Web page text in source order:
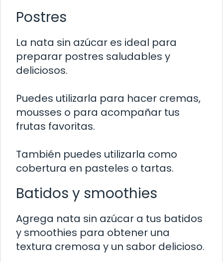
Postres
La nata sin azúcar es ideal para
preparar postres saludables y
deliciosos.
Puedes utilizarla para hacer cremas,
mousses o para acompañar tus
frutas favoritas.
También puedes utilizarla como
cobertura en pasteles o tartas.
Batidos y smoothies
Agrega nata sin azúcar a tus batidos
y smoothies para obtener una
textura cremosa y un sabor delicioso.